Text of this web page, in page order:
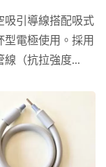
吸引導線搭配吸式
型電極使用。採用
線（抗拉強度...